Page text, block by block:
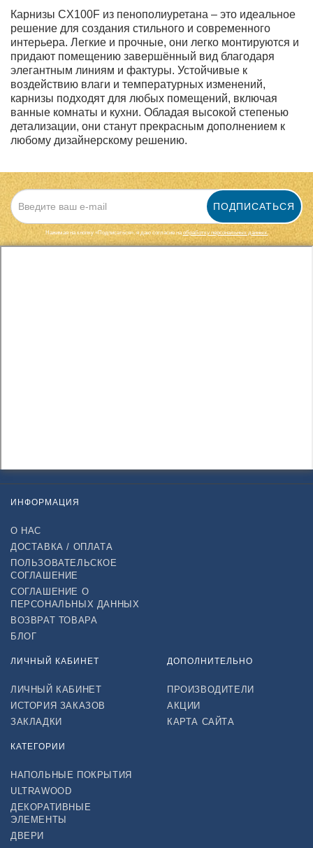
Карнизы CX100F из пенополиуретана – это идеальное
решение для создания стильного и современного
интерьера. Легкие и прочные, они легко монтируются и
придают помещению завершённый вид благодаря
элегантным линиям и фактуры. Устойчивые к
воздействию влаги и температурных изменений,
карнизы подходят для любых помещений, включая
ванные комнаты и кухни. Обладая высокой степенью
детализации, они станут прекрасным дополнением к
любому дизайнерскому решению.
ПОДПИСАТЬСЯ
Нажимая на кнопку «Подписаться», я даю cогласие наобработку персональных данных.
ИНФОРМАЦИЯ
О НАС
ДОСТАВКА / ОПЛАТА
ПОЛЬЗОВАТЕЛЬСКОЕ
СОГЛАШЕНИЕ
СОГЛАШЕНИЕ О
ПЕРСОНАЛЬНЫХ ДАННЫХ
ВОЗВРАТ ТОВАРА
БЛОГ
ЛИЧНЫЙ КАБИНЕТ
ЛИЧНЫЙ КАБИНЕТ
ИСТОРИЯ ЗАКАЗОВ
ЗАКЛАДКИ
ДОПОЛНИТЕЛЬНО
ПРОИЗВОДИТЕЛИ
АКЦИИ
КАРТА САЙТА
КАТЕГОРИИ
НАПОЛЬНЫЕ ПОКРЫТИЯ
ULTRAWOOD
ДЕКОРАТИВНЫЕ
ЭЛЕМЕНТЫ
ДВЕРИ